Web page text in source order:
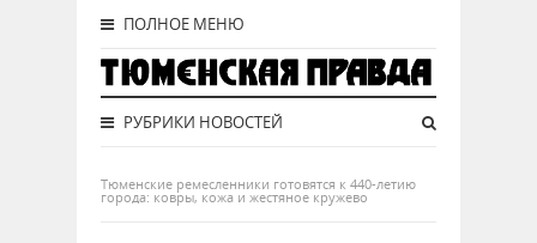
ПОЛНОЕ МЕНЮ
РУБРИКИ НОВОСТЕЙ
Тюменские ремесленники готовятся к 440-летию
города: ковры, кожа и жестяное кружево